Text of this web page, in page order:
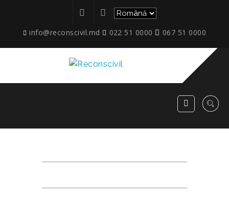
info@reconscivil.md 022 51 0000 067 51 0000